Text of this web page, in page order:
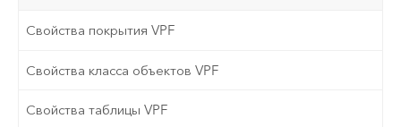
Свойства покрытия VPF
Свойства класса объектов VPF
Свойства таблицы VPF